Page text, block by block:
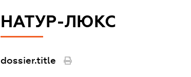
НАТУР-ЛЮКС
dossier.title